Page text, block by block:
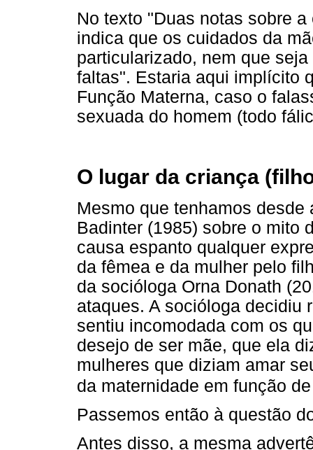
No texto "Duas notas sobre
indica que os cuidados da
particularizado, nem que
faltas". Estaria aqui implícito
Função Materna, caso o
sexuada do homem (todo
O lugar da criança
Mesmo que tenhamos
Badinter (1985) sobre o mito
causa espanto qualquer
da fêmea e da mulher pelo
da socióloga Orna Donath
ataques. A socióloga decidiu
sentiu incomodada com os
desejo de ser mãe, que ela
mulheres que diziam amar
da maternidade em função
Passemos então à questão
Antes disso, a mesma